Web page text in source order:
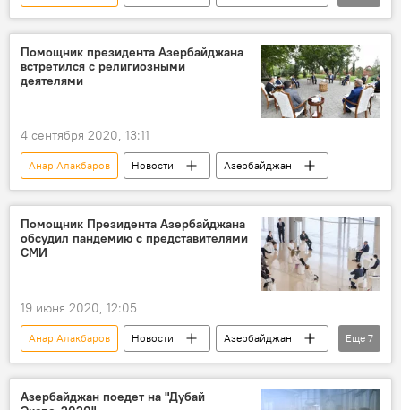
Китай
Фонд Гейдара Алиева
Помощник президента Азербайджана
встретился с религиозными
деятелями
4 сентября 2020, 13:11
Анар Алакбаров Новости Азербайджан
Помощник Президента Азербайджана
обсудил пандемию с представителями
CМИ
19 июня 2020, 12:05
Анар Алакбаров Новости
Азербайджан
Политика
Здоровье
ЖИЗНЬ
Администрация президента АР
Еще 7
Азербайджан поедет на "Дубай